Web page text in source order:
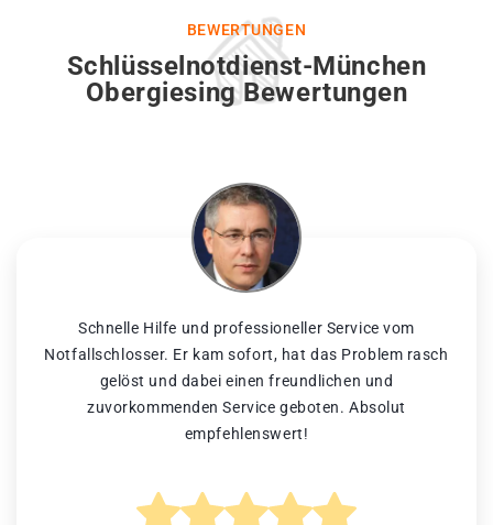
BEWERTUNGEN
Schlüsselnotdienst-München
Obergiesing Bewertungen
Schnelle Hilfe und professioneller Service vom
Notfallschlosser. Er kam sofort, hat das Problem rasch
gelöst und dabei einen freundlichen und
zuvorkommenden Service geboten. Absolut
empfehlenswert!